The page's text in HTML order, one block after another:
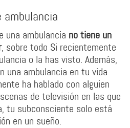
ambulancia
una ambulancia no tiene un
, sobre todo Si recientemente
o la has visto. Además,
una ambulancia en tu vida
ha hablado con alguien
de televisión en las que
tu subconsciente solo está
en un sueño.